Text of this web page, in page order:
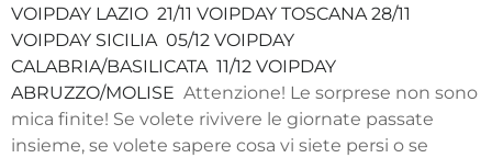
VOIPDAY LAZIO 21/11 VOIPDAY TOSCANA 28/11
VOIPDAY SICILIA 05/12 VOIPDAY
CALABRIA/BASILICATA 11/12 VOIPDAY
ABRUZZO/MOLISE Attenzione! Le sorprese non sono
mica finite! Se volete rivivere le giornate passate
insieme, se volete sapere cosa vi siete persi o se